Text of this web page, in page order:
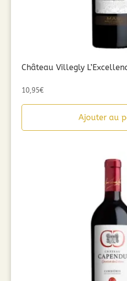
Château Villegly
10,95€
Ajouter au